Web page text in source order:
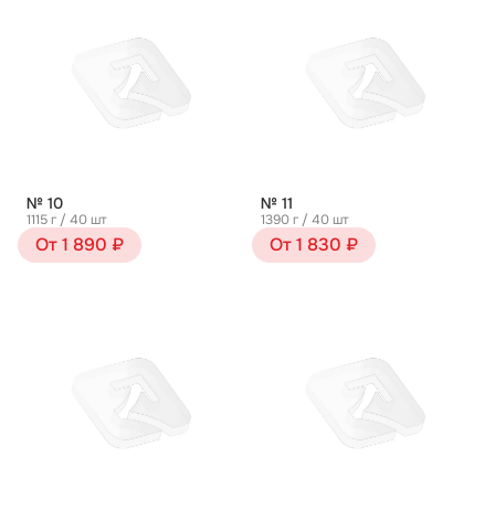
№ 10
1115 г / 40 шт
От 1 890 ₽
№ 11
1390 г / 40 шт
От 1 830 ₽